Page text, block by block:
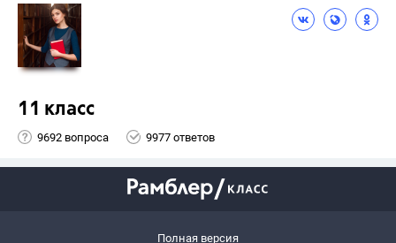
11 класс
9692 вопроса 9977 ответов
Полная версия